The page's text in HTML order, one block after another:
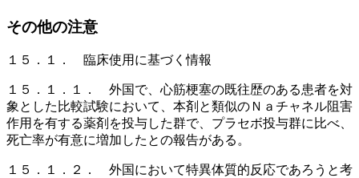
その他の注意
１５．１． 臨床使用に基づく情報
１５．１．１． 外国で、心筋梗塞の既往歴のある患者を対
象とした比較試験において、本剤と類似のＮａチャネル阻害
作用を有する薬剤を投与した群で、プラセボ投与群に比べ、
死亡率が有意に増加したとの報告がある。
１５．１．２． 外国において特異体質的反応であろうと考